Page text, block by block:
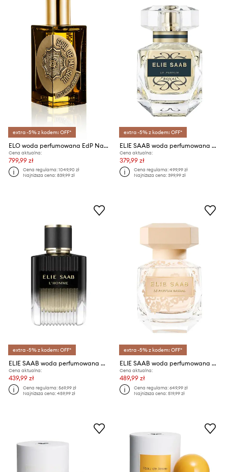
extra -5% z kodem: OFF*
ELO woda perfumowana EdP Nat. Spray 100 ml
Cena aktualna:
799,99 zł
Cena regularna:1049,90 zł
Najniższa cena:839,99 zł
extra -5% z kodem: OFF*
ELIE SAAB woda perfumowana ES Le Parfum Royal EDP 50ml
Cena aktualna:
379,99 zł
Cena regularna:499,99 zł
Najniższa cena:399,99 zł
extra -5% z kodem: OFF*
ELIE SAAB woda perfumowana ES L'Homme EDP 100ml
Cena aktualna:
439,99 zł
Cena regularna:569,99 zł
Najniższa cena:459,99 zł
extra -5% z kodem: OFF*
ELIE SAAB woda perfumowana ES Le Parfum Bridal EDP 90ml
Cena aktualna:
489,99 zł
Cena regularna:649,99 zł
Najniższa cena:519,99 zł